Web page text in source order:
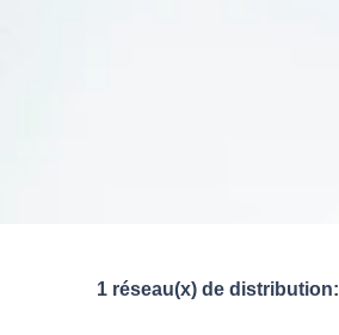
1 réseau(x) de distribution: